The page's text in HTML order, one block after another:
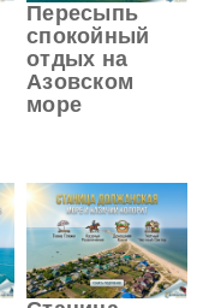
Пересыпь
спокойный
отдых на
Азовском
море